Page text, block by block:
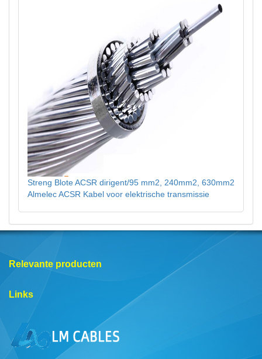
Streng Blote ACSR dirigent/95 mm2, 240mm2, 630mm2
Almelec ACSR Kabel voor elektrische transmissie
Relevante producten
Links